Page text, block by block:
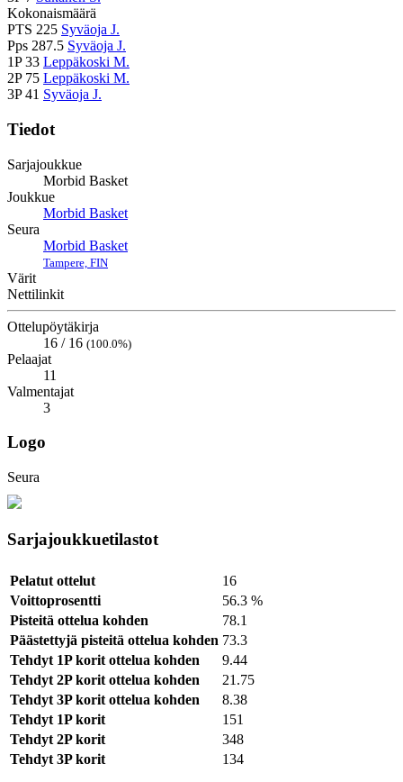
Kokonaismäärä
PTS 225 Syväoja J.
Pps 287.5 Syväoja J.
1P 33 Leppäkoski M.
2P 75 Leppäkoski M.
3P 41 Syväoja J.
Tiedot
Sarjajoukkue
Morbid Basket
Joukkue
Morbid Basket
Seura
Morbid Basket
Tampere, FIN
Värit
Nettilinkit
Ottelupöytäkirja
16 / 16 (100.0%)
Pelaajat
11
Valmentajat
3
Logo
Seura
Sarjajoukkuetilastot
Pelatut ottelut
16
Voittoprosentti
56.3 %
Pisteitä ottelua kohden
78.1
Päästettyjä pisteitä ottelua kohden 73.3
Tehdyt 1P korit ottelua kohden
9.44
Tehdyt 2P korit ottelua kohden
21.75
Tehdyt 3P korit ottelua kohden
8.38
Tehdyt 1P korit
151
Tehdyt 2P korit
348
Tehdyt 3P korit
134